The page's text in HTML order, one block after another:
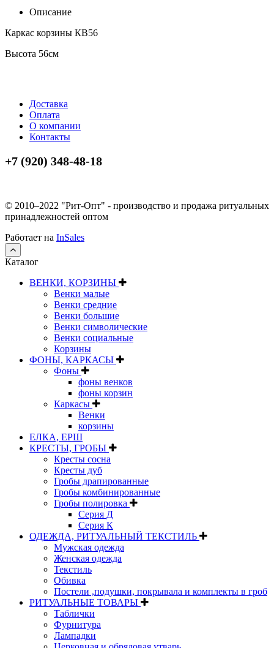
Описание
Каркас корзины КВ56
Высота 56см
Доставка
Оплата
О компании
Контакты
+7 (920) 348-48-18
© 2010–2022 "Рит-Опт" - производство и продажа ритуальных
принадлежностей оптом
Работает на InSales
Каталог
ВЕНКИ, КОРЗИНЫ
Венки малые
Венки средние
Венки большие
Венки символические
Венки социальные
Корзины
ФОНЫ, КАРКАСЫ
Фоны
фоны венков
фоны корзин
Каркасы
Венки
корзины
ЕЛКА, ЕРШ
КРЕСТЫ, ГРОБЫ
Кресты сосна
Кресты дуб
Гробы драпированные
Гробы комбинированные
Гробы полировка
Серия Д
Серия К
ОДЕЖДА, РИТУАЛЬНЫЙ ТЕКСТИЛЬ
Мужская одежда
Женская одежда
Текстиль
Обивка
Постели ,подушки, покрывала и комплекты в гроб
РИТУАЛЬНЫЕ ТОВАРЫ
Таблички
Фурнитура
Лампадки